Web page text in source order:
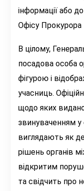
інформації або
Офісу
В цілому,
посадова особа
фігурою і
учасниць.
щодо яких
звинуваченням у
виглядають як
рішень органів
відкритим
та свідчить про